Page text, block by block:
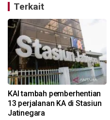
Terkait
KAI tambah pemberhentian
13 perjalanan KA di Stasiun
Jatinegara